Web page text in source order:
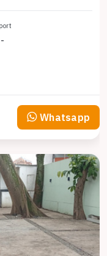
-
Whatsapp